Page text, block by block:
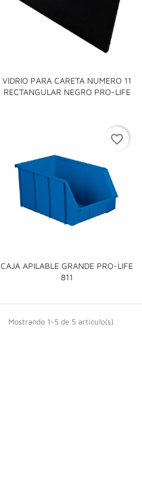
VIDRIO PARA CARETA NUMERO 11
RECTANGULAR NEGRO PRO-LIFE

CAJA APILABLE GRANDE PRO-LIFE
811

favorite_border
Mostrando 1-5 de 5 artículo(s)